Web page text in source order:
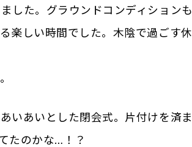
した。グラウンドコンディションも
楽しい時間でした。木陰で過ごす休
いあいとした閉会式。片付けを済ま
たのかな…！？